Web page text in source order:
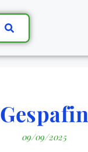
Gespafin
09/09/2025